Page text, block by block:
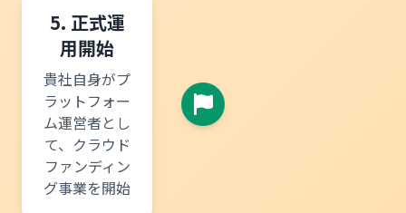
5. 正式運
用開始
貴社自身がプ
ラットフォー
ム運営者とし
て、クラウド
ファンディン
グ事業を開始